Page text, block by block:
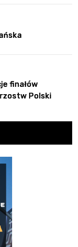
finałów
Polski